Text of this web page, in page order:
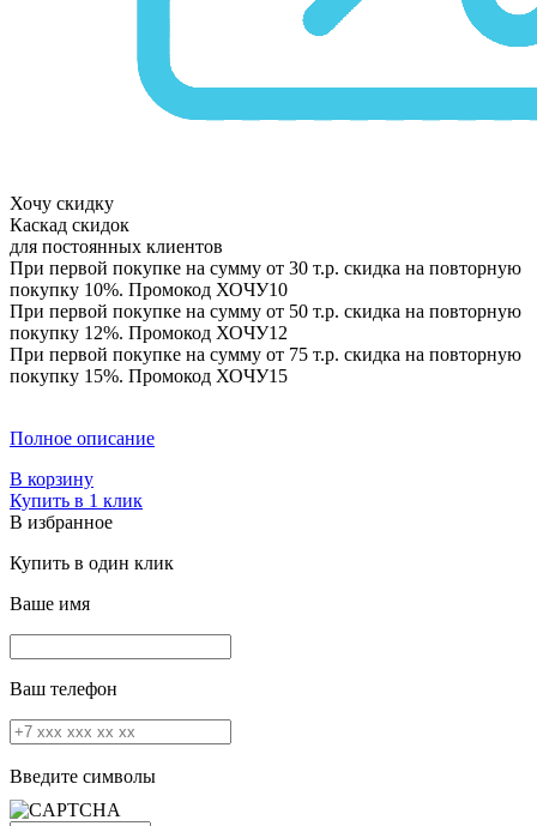
Хочу скидку
Каскад скидок
для постоянных клиентов
При первой покупке на сумму от 30 т.р. скидка на повторную
покупку 10%. Промокод ХОЧУ10
При первой покупке на сумму от 50 т.р. скидка на повторную
покупку 12%. Промокод ХОЧУ12
При первой покупке на сумму от 75 т.р. скидка на повторную
покупку 15%. Промокод ХОЧУ15
Полное описание
В корзину
Купить в 1 клик
В избранное
Купить в один клик
Ваше имя
Ваш телефон
Введите символы